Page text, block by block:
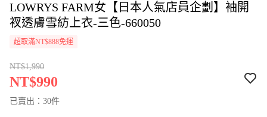
LOWRYS FARM女【日本人氣店員企劃】袖開
衩透膚雪紡上衣-三色-660050
超取滿NT$888免運
NT$1,990
NT$990
已賣出：30件